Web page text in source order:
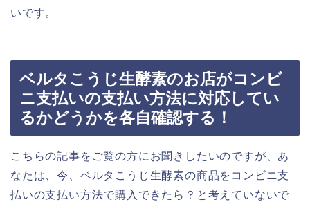
いです。
ベルタこうじ生酵素のお店がコンビ
ニ支払いの支払い方法に対応してい
るかどうかを各自確認する！
こちらの記事をご覧の方にお聞きしたいのですが、あ
なたは、今、ベルタこうじ生酵素の商品をコンビニ支
払いの支払い方法で購入できたら？と考えていないで